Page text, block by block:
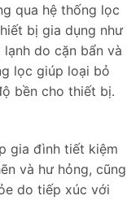
qua hệ thống lọc
bị gia dụng như
do cặn bẩn và
lọc giúp loại bỏ
bền cho thiết bị.
gia đình tiết kiệm
và hư hỏng, cũng
do tiếp xúc với